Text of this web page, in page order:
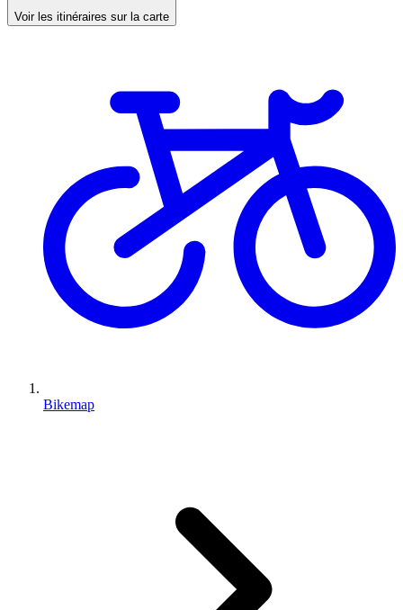
Voir les itinéraires sur la carte
Bikemap